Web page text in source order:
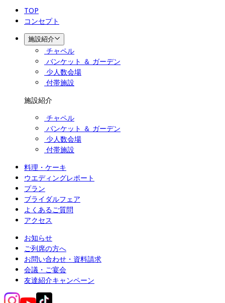
TOP
コンセプト
施設紹介
チャペル
バンケット ＆ ガーデン
少人数会場
付帯施設
施設紹介
チャペル
バンケット ＆ ガーデン
少人数会場
付帯施設
料理・ケーキ
ウエディングレポート
プラン
ブライダルフェア
よくあるご質問
アクセス
お知らせ
ご列席の方へ
お問い合わせ・資料請求
会議・ご宴会
友達紹介キャンペーン